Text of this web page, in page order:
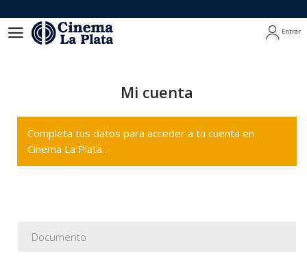
Entrar
Mi cuenta
Completa tus datos para acceder a tu cuenta en
Cinema La Plata .